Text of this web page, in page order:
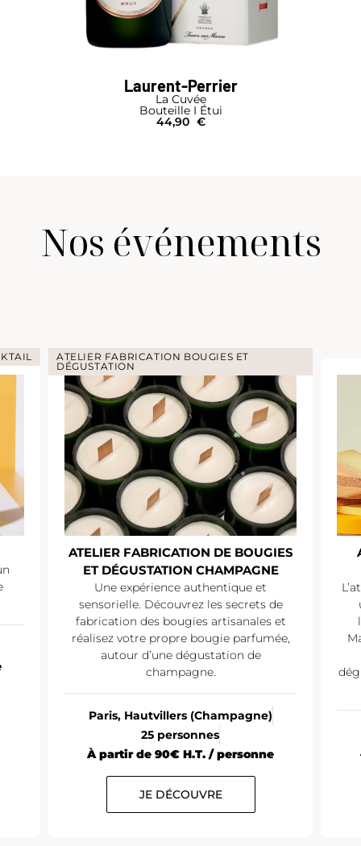
Laurent-Perrier
La Cuvée
Bouteille I Étui
44,90 €
Nos événements
ATELIER FABRICATION BOUGIES ET
DÉGUSTATION
ATELIER FABRICATION DE BOUGIES
ET DÉGUSTATION CHAMPAGNE
Une expérience authentique et
sensorielle. Découvrez les secrets de
fabrication des bougies artisanales et
réalisez votre propre bougie parfumée,
autour d’une dégustation de
champagne.
Paris, Hautvillers (Champagne)
25 personnes
À partir de 90€ H.T. / personne
JE DÉCOUVRE